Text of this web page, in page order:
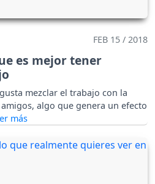
FEB 15 / 2018
es mejor tener
mezclar el trabajo con la
algo que genera un efecto